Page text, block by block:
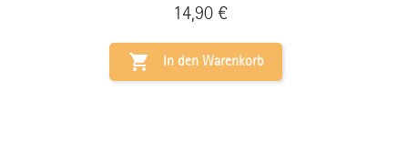
Preis
14,90 €
 In den Warenkorb